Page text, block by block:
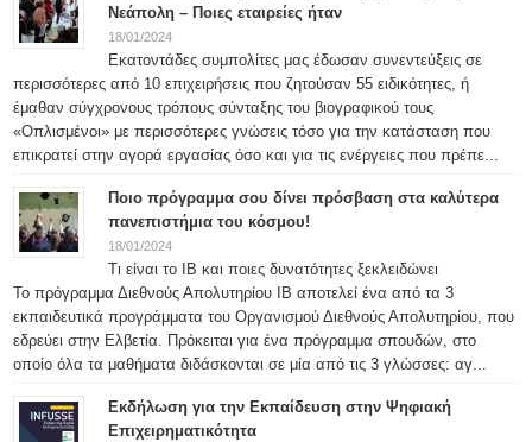
Νεάπολη – Ποιες εταιρείες ήταν
18/01/2024
Εκατοντάδες συμπολίτες μας έδωσαν συνεντεύξεις σε
περισσότερες από 10 επιχειρήσεις που ζητούσαν 55 ειδικότητες, ή
έμαθαν σύγχρονους τρόπους σύνταξης του βιογραφικού τους
«Οπλισμένοι» με περισσότερες γνώσεις τόσο για την κατάσταση που
επικρατεί στην αγορά εργασίας όσο και για τις ενέργειες που πρέπε...
Ποιο πρόγραμμα σου δίνει πρόσβαση στα καλύτερα
πανεπιστήμια του κόσμου!
18/01/2024
Τι είναι το IB και ποιες δυνατότητες ξεκλειδώνει
Το πρόγραμμα Διεθνούς Απολυτηρίου IB αποτελεί ένα από τα 3
εκπαιδευτικά προγράμματα του Οργανισμού Διεθνούς Απολυτηρίου, που
εδρεύει στην Ελβετία. Πρόκειται για ένα πρόγραμμα σπουδών, στο
οποίο όλα τα μαθήματα διδάσκονται σε μία από τις 3 γλώσσες: αγ...
Εκδήλωση για την Εκπαίδευση στην Ψηφιακή
Επιχειρηματικότητα